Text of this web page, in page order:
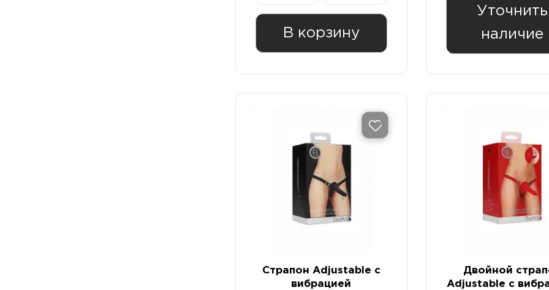
В корзину
Уточнить
наличие
Страпон Adjustable с
вибрацией
Двойной
Adjustable с